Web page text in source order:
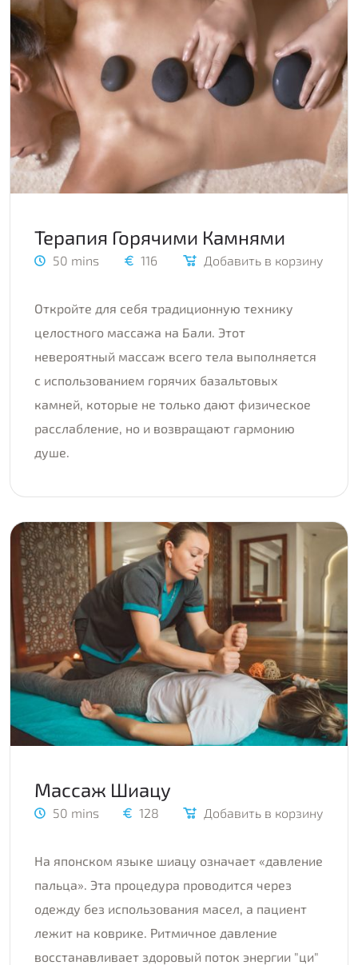
Терапия Горячими Камнями
50 mins 116 Добавить в корзину
Откройте для себя традиционную технику
целостного массажа на Бали. Этот
невероятный массаж всего тела выполняется
с использованием горячих базальтовых
камней, которые не только дают физическое
расслабление, но и возвращают гармонию
душе.
Массаж Шиацу
50 mins 128 Добавить в корзину
На японском языке шиацу означает «давление
пальца». Эта процедура проводится через
одежду без использования масел, а пациент
лежит на коврике. Ритмичное давление
восстанавливает здоровый поток энергии "ци"